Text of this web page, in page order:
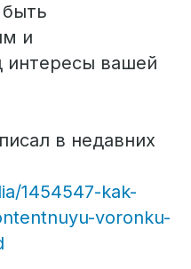
и
интересы вашей
в недавних
1454547-kak-
voronku-